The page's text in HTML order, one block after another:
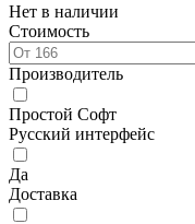
Нет в наличии
Стоимость
Производитель
Простой Софт
Русский интерфейс
Да
Доставка